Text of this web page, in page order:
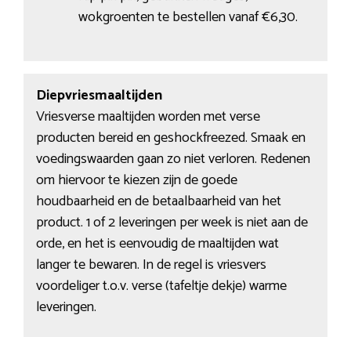
wokgroenten te bestellen vanaf €6,30.
Diepvriesmaaltijden
Vriesverse maaltijden worden met verse
producten bereid en geshockfreezed. Smaak en
voedingswaarden gaan zo niet verloren. Redenen
om hiervoor te kiezen zijn de goede
houdbaarheid en de betaalbaarheid van het
product. 1 of 2 leveringen per week is niet aan de
orde, en het is eenvoudig de maaltijden wat
langer te bewaren. In de regel is vriesvers
voordeliger t.o.v. verse (tafeltje dekje) warme
leveringen.